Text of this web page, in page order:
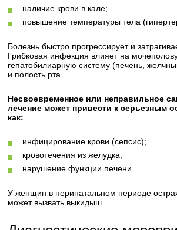
наличие крови в кале;
повышение температуры тела
Болезнь быстро прогрессирует и
Грибковая инфекция влияет на
гепатобилиарную систему (печень,
и полость рта.
Несвоевременное или неправильное
лечение может привести к серьезным
как:
инфицирование крови (сепсис);
кровотечения из желудка;
нарушение функции печени.
У женщин в перинатальном периоде
может вызвать выкидыш.